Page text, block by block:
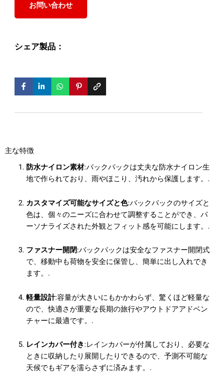
お問い合わせ
シェア製品：
主な特徴
防水ナイロン素材:バックパックは丈夫な防水ナイロン生
地で作られており、雨やほこり、汚れから保護します。.
カスタマイズ可能なサイズと色:バックパックのサイズと
色は、個々のニーズに合わせて調整することができ、パ
ーソナライズされた外観とフィット感を可能にします。.
ファスナー開閉:バックパックは安全なファスナー開閉式
で、移動中も荷物を安全に保管し、簡単に出し入れでき
ます。.
軽量設計:容量が大きいにもかかわらず、驚くほど軽量な
ので、快適さが重要な長期の旅行やアウトドアアドベン
チャーに最適です。.
レインカバー付き:レインカバーが付属しており、必要な
ときに収納したり展開したりできるので、予測不可能な
天候でもギアを濡らさずに済みます。.